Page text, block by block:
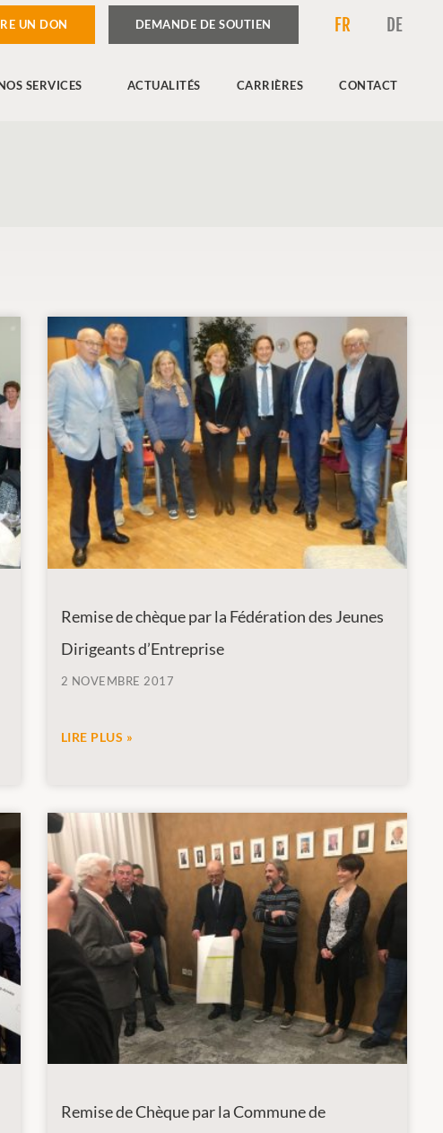
UN DON DEMANDE DE SOUTIEN FR DE
SERVICES ACTUALITÉS CARRIÈRES CONTACT
Remise de chèque par la Fédération des Jeunes
Dirigeants d’Entreprise
2 NOVEMBRE 2017
LIRE PLUS »
Remise de Chèque par la Commune de